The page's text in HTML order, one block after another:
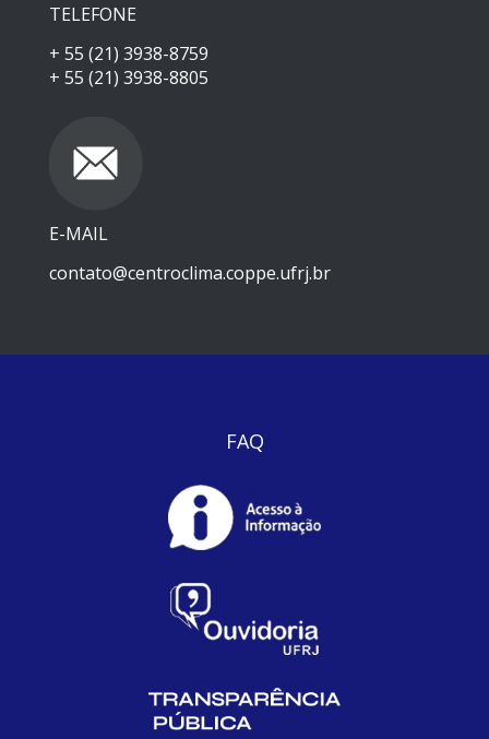
TELEFONE
+ 55 (21) 3938-8759
+ 55 (21) 3938-8805
E-MAIL
contato@centroclima.coppe.ufrj.br
FAQ